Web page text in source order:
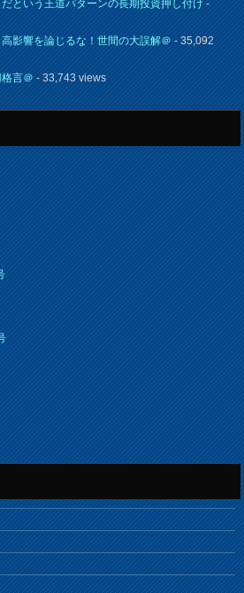
という王道パターンの長期投資押し付け-
影響を論じるな！世間の大誤解＠- 35,092
言＠- 33,743 views